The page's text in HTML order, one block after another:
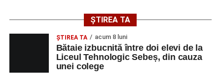
ȘTIREA TA
ŞTIREA TA acum 8 luni
Bătaie izbucnită între doi elevi de la
Liceul Tehnologic Sebeș, din cauza
unei colege